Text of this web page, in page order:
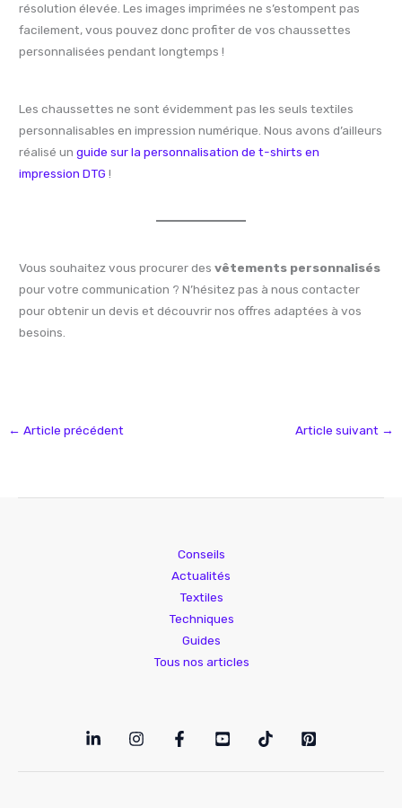
résolution élevée. Les images imprimées ne s’estompent pas
facilement, vous pouvez donc profiter de vos chaussettes
personnalisées pendant longtemps !
Les chaussettes ne sont évidemment pas les seuls textiles
personnalisables en impression numérique. Nous avons d’ailleurs
réalisé unguide sur la personnalisation de t-shirts en
impression DTG !
Vous souhaitez vous procurer desvêtements personnalisés
pour votre communication ? N’hésitez pas à nous contacter
pour obtenir un devis et découvrir nos offres adaptées à vos
besoins.
← Article précédent Article suivant →
Conseils
Actualités
Textiles
Techniques
Guides
Tous nos articles